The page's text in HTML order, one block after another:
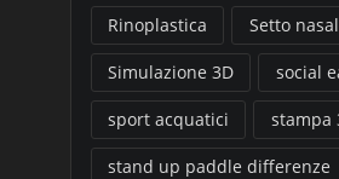
Rinoplastica Setto
Simulazione 3D social
sport acquatici stampa
stand up paddle differenze